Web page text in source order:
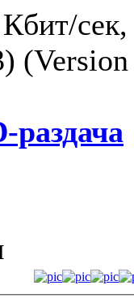
раздача